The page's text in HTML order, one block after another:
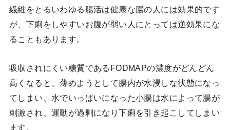
繊維をとるいわゆる腸活は健康な腸の人には効果的です
が、下痢をしやすいお腹が弱い人にとっては逆効果にな
ることもあります。
吸収されにくい糖質であるFODMAPの濃度がどんどん
高くなると、薄めようとして腸内が水浸しな状態になっ
てしまい、水でいっぱいになった小腸は水によって腸が
刺激され、運動が過剰になり下痢を引き起こしてしまい
ます。